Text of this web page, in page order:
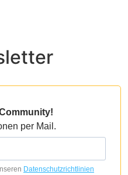
per Mail.
Datenschutzrichtlinien